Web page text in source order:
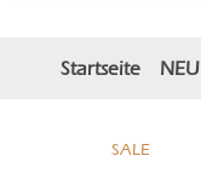
Startseite NEU
SALE